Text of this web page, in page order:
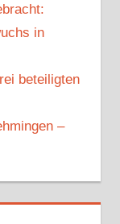
in
beteiligten
–